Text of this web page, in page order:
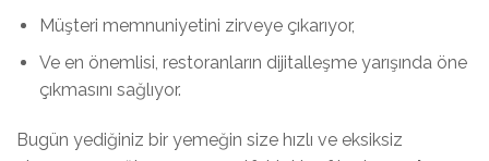
Müşteri memnuniyetini zirveye çıkarıyor,
Ve en önemlisi, restoranların dijitalleşme yarışında öne
çıkmasını sağlıyor.
Bugün yediğiniz bir yemeğin size hızlı ve eksiksiz